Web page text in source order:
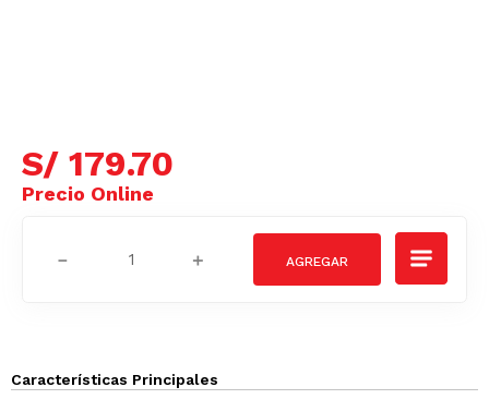
S/ 179.70
＋
－
Características Principales